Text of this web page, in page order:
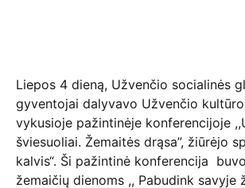
Liepos 4 dieną, Užvenčio socialinės
gyventojai dalyvavo Užvenčio
vykusioje pažintinėje konferencijoje
šviesuoliai. Žemaitės drąsa”, žiūrėjo
kalvis“. Ši pažintinė konferencija
žemaičių dienoms ,, Pabudink savyje